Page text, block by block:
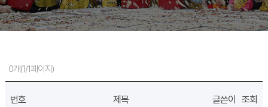
0개(1/1페이지)
번호 제목 글쓴이 조회